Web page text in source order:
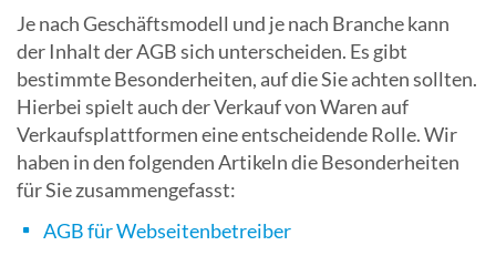
Je nach Geschäftsmodell und je nach Branche kann
der Inhalt der AGB sich unterscheiden. Es gibt
bestimmte Besonderheiten, auf die Sie achten sollten.
Hierbei spielt auch der Verkauf von Waren auf
Verkaufsplattformen eine entscheidende Rolle. Wir
haben in den folgenden Artikeln die Besonderheiten
für Sie zusammengefasst:
AGB für Webseitenbetreiber